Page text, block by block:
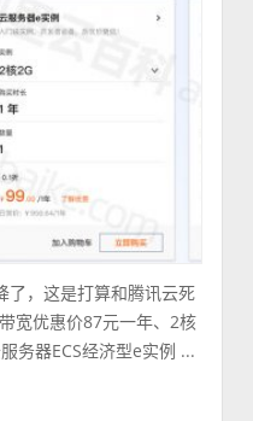
了，这是打算和腾讯云死
宽优惠价87元一年、2核
务器ECS经济型e实例 ...